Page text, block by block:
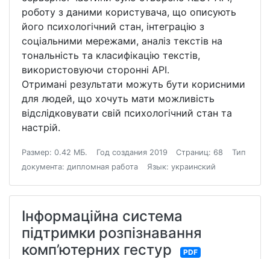
роботу з даними користувача, що описують
його психологічний стан, інтеграцію з
соціальними мережами, аналіз текстів на
тональність та класифікацію текстів,
використовуючи сторонні API.
Отримані результати можуть бути корисними
для людей, що хочуть мати можливість
відслідковувати свій психологічний стан та
настрій.
Размер: 0.42 МБ. Год создания 2019 Страниц: 68
Тип
документа: дипломная работа
Язык: украинский
Інформаційна система
підтримки розпізнавання
комп’ютерних гестур
PDF